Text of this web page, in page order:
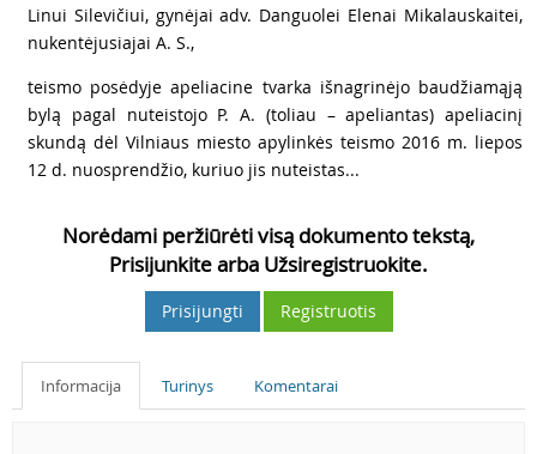
Linui Silevičiui, gynėjai adv. Danguolei Elenai Mikalauskaitei,
nukentėjusiajai A. S.,
teismo posėdyje apeliacine tvarka išnagrinėjo baudžiamąją
bylą pagal nuteistojo P. A. (toliau – apeliantas) apeliacinį
skundą dėl Vilniaus miesto apylinkės teismo 2016 m. liepos
12 d. nuosprendžio, kuriuo jis nuteistas...
Norėdami peržiūrėti visą dokumento tekstą,
Prisijunkite arba Užsiregistruokite.
Prisijungti Registruotis
Informacija Turinys Komentarai